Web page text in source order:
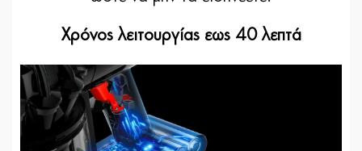
Χρόνος λειτουργίας εως 40 λεπτά